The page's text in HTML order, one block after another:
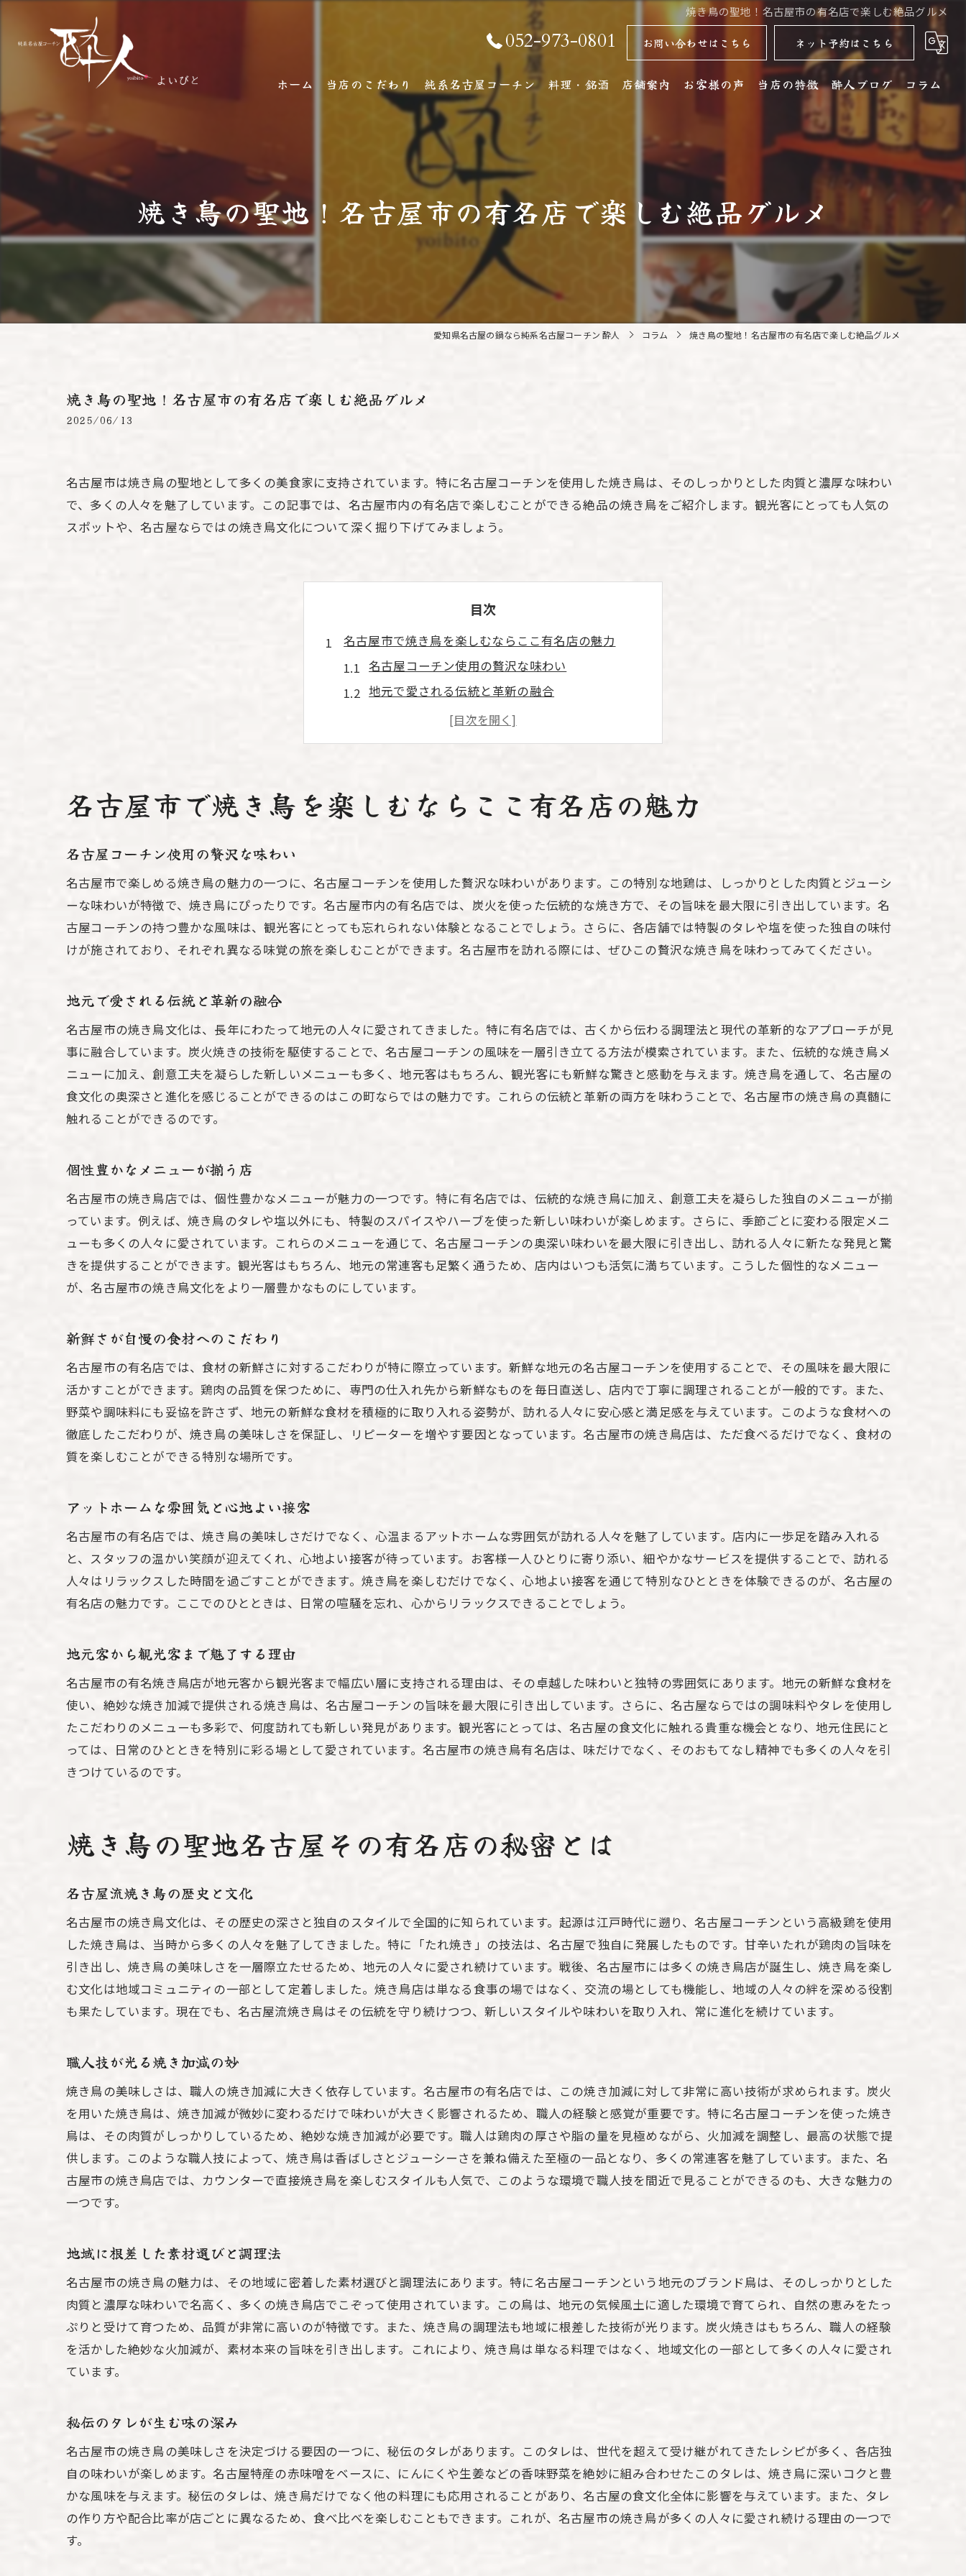
焼き鳥の聖地！名古屋市の有名店で楽しむ絶品グルメ
052-973-0801 お問い合わせはこちら ネット予約はこちら
ホーム 当店のこだわり 純系名古屋コーチン
純系名古屋コーチンとは
料理・銘酒
厳選銘酒・地元の銘酒
店舗案内
店舗詳細
アクセス
お客様の声 当店の特徴
名古屋コーチン
コース
ディナー
酔人ブログ コラム
焼き鳥の聖地！名古屋市の有名店で楽しむ絶品グルメ
愛知県名古屋の鍋なら純系名古屋コーチン 酔人 コラム 焼き鳥の聖地！名古屋市の有名店で楽しむ絶品グルメ
焼き鳥の聖地！名古屋市の有名店で楽しむ絶品グルメ
2025/06/13
名古屋市は焼き鳥の聖地として多くの美食家に支持されています。特に名古屋コーチンを使用した焼き鳥は、そのしっかりとした肉質と濃厚な味わい
で、多くの人々を魅了しています。この記事では、名古屋市内の有名店で楽しむことができる絶品の焼き鳥をご紹介します。観光客にとっても人気の
スポットや、名古屋ならではの焼き鳥文化について深く掘り下げてみましょう。
目次
名古屋市で焼き鳥を楽しむならここ有名店の魅力
名古屋コーチン使用の贅沢な味わい
地元で愛される伝統と革新の融合
個性豊かなメニューが揃う店
新鮮さが自慢の食材へのこだわり
地元客から観光客まで魅了する理由
焼き鳥の聖地名古屋その有名店の秘密とは
地域に根差した素材選びと調理法
秘伝のタレが生む味の深み
常連客に愛される店の秘密
口コミで評判の高いお店を探す方法
季節ごとの特別メニューを楽しむ
アクセスの良さと立地の選び方
観光地巡りと共に楽しむグルメツアー
焼き鳥をもっと楽しむための食べ方
外国人観光客にも人気の理由
名古屋らしさを感じる体験型メニュー
写真映えする店内と料理の魅力
地元民も通う隠れた名店の紹介
地元の食材を使った季節の焼き鳥
地域のイベントと連携した特別メニュー
名古屋らしさを感じる店内の雰囲気
名古屋コーチンの美味しさの秘密
限られた店舗でしか味わえない特権
肉質の違いを楽しむ部位別おすすめ
名古屋市の焼き鳥文化有名店で味わう特別な一皿
名古屋独自の調理法と味付け
文化を感じる一皿の楽しみ方
焼き鳥から広がる名古屋の文化体験
絶対に外せない名店リスト
焼き鳥と一緒に楽しむ名古屋名物
地元の人との交流を楽しむ旅の魅力
名古屋の焼き鳥文化を深く知る巡り方
名古屋市で焼き鳥を楽しむならここ有名店の魅力
名古屋コーチン使用の贅沢な味わい
名古屋市で楽しめる焼き鳥の魅力の一つに、名古屋コーチンを使用した贅沢な味わいがあります。この特別な地鶏は、しっかりとした肉質とジューシ
ーな味わいが特徴で、焼き鳥にぴったりです。名古屋市内の有名店では、炭火を使った伝統的な焼き方で、その旨味を最大限に引き出しています。名
古屋コーチンの持つ豊かな風味は、観光客にとっても忘れられない体験となることでしょう。さらに、各店舗では特製のタレや塩を使った独自の味付
けが施されており、それぞれ異なる味覚の旅を楽しむことができます。名古屋市を訪れる際には、ぜひこの贅沢な焼き鳥を味わってみてください。
地元で愛される伝統と革新の融合
名古屋市の焼き鳥文化は、長年にわたって地元の人々に愛されてきました。特に有名店では、古くから伝わる調理法と現代の革新的なアプローチが見
事に融合しています。炭火焼きの技術を駆使することで、名古屋コーチンの風味を一層引き立てる方法が模索されています。また、伝統的な焼き鳥メ
ニューに加え、創意工夫を凝らした新しいメニューも多く、地元客はもちろん、観光客にも新鮮な驚きと感動を与えます。焼き鳥を通して、名古屋の
食文化の奥深さと進化を感じることができるのはこの町ならではの魅力です。これらの伝統と革新の両方を味わうことで、名古屋市の焼き鳥の真髄に
触れることができるのです。
個性豊かなメニューが揃う店
名古屋市の焼き鳥店では、個性豊かなメニューが魅力の一つです。特に有名店では、伝統的な焼き鳥に加え、創意工夫を凝らした独自のメニューが揃
っています。例えば、焼き鳥のタレや塩以外にも、特製のスパイスやハーブを使った新しい味わいが楽しめます。さらに、季節ごとに変わる限定メニ
ューも多くの人々に愛されています。これらのメニューを通じて、名古屋コーチンの奥深い味わいを最大限に引き出し、訪れる人々に新たな発見と驚
きを提供することができます。観光客はもちろん、地元の常連客も足繁く通うため、店内はいつも活気に満ちています。こうした個性的なメニュー
が、名古屋市の焼き鳥文化をより一層豊かなものにしています。
新鮮さが自慢の食材へのこだわり
名古屋市の有名店では、食材の新鮮さに対するこだわりが特に際立っています。新鮮な地元の名古屋コーチンを使用することで、その風味を最大限に
活かすことができます。鶏肉の品質を保つために、専門の仕入れ先から新鮮なものを毎日直送し、店内で丁寧に調理されることが一般的です。また、
野菜や調味料にも妥協を許さず、地元の新鮮な食材を積極的に取り入れる姿勢が、訪れる人々に安心感と満足感を与えています。このような食材への
徹底したこだわりが、焼き鳥の美味しさを保証し、リピーターを増やす要因となっています。名古屋市の焼き鳥店は、ただ食べるだけでなく、食材の
質を楽しむことができる特別な場所です。
アットホームな雰囲気と心地よい接客
名古屋市の有名店では、焼き鳥の美味しさだけでなく、心温まるアットホームな雰囲気が訪れる人々を魅了しています。店内に一歩足を踏み入れる
と、スタッフの温かい笑顔が迎えてくれ、心地よい接客が待っています。お客様一人ひとりに寄り添い、細やかなサービスを提供することで、訪れる
人々はリラックスした時間を過ごすことができます。焼き鳥を楽しむだけでなく、心地よい接客を通じて特別なひとときを体験できるのが、名古屋の
有名店の魅力です。ここでのひとときは、日常の喧騒を忘れ、心からリラックスできることでしょう。
地元客から観光客まで魅了する理由
名古屋市の有名焼き鳥店が地元客から観光客まで幅広い層に支持される理由は、その卓越した味わいと独特の雰囲気にあります。地元の新鮮な食材を
使い、絶妙な焼き加減で提供される焼き鳥は、名古屋コーチンの旨味を最大限に引き出しています。さらに、名古屋ならではの調味料やタレを使用し
たこだわりのメニューも多彩で、何度訪れても新しい発見があります。観光客にとっては、名古屋の食文化に触れる貴重な機会となり、地元住民にと
っては、日常のひとときを特別に彩る場として愛されています。名古屋市の焼き鳥有名店は、味だけでなく、そのおもてなし精神でも多くの人々を引
きつけているのです。
焼き鳥の聖地名古屋その有名店の秘密とは
名古屋流焼き鳥の歴史と文化
名古屋市の焼き鳥文化は、その歴史の深さと独自のスタイルで全国的に知られています。起源は江戸時代に遡り、名古屋コーチンという高級鶏を使用
した焼き鳥は、当時から多くの人々を魅了してきました。特に「たれ焼き」の技法は、名古屋で独自に発展したものです。甘辛いたれが鶏肉の旨味を
引き出し、焼き鳥の美味しさを一層際立たせるため、地元の人々に愛され続けています。戦後、名古屋市には多くの焼き鳥店が誕生し、焼き鳥を楽し
む文化は地域コミュニティの一部として定着しました。焼き鳥店は単なる食事の場ではなく、交流の場としても機能し、地域の人々の絆を深める役割
も果たしています。現在でも、名古屋流焼き鳥はその伝統を守り続けつつ、新しいスタイルや味わいを取り入れ、常に進化を続けています。
職人技が光る焼き加減の妙
焼き鳥の美味しさは、職人の焼き加減に大きく依存しています。名古屋市の有名店では、この焼き加減に対して非常に高い技術が求められます。炭火
を用いた焼き鳥は、焼き加減が微妙に変わるだけで味わいが大きく影響されるため、職人の経験と感覚が重要です。特に名古屋コーチンを使った焼き
鳥は、その肉質がしっかりしているため、絶妙な焼き加減が必要です。職人は鶏肉の厚さや脂の量を見極めながら、火加減を調整し、最高の状態で提
供します。このような職人技によって、焼き鳥は香ばしさとジューシーさを兼ね備えた至極の一品となり、多くの常連客を魅了しています。また、名
古屋市の焼き鳥店では、カウンターで直接焼き鳥を楽しむスタイルも人気で、このような環境で職人技を間近で見ることができるのも、大きな魅力の
一つです。
地域に根差した素材選びと調理法
名古屋市の焼き鳥の魅力は、その地域に密着した素材選びと調理法にあります。特に名古屋コーチンという地元のブランド鳥は、そのしっかりとした
肉質と濃厚な味わいで名高く、多くの焼き鳥店でこぞって使用されています。この鳥は、地元の気候風土に適した環境で育てられ、自然の恵みをたっ
ぷりと受けて育つため、品質が非常に高いのが特徴です。また、焼き鳥の調理法も地域に根差した技術が光ります。炭火焼きはもちろん、職人の経験
を活かした絶妙な火加減が、素材本来の旨味を引き出します。これにより、焼き鳥は単なる料理ではなく、地域文化の一部として多くの人々に愛され
ています。
秘伝のタレが生む味の深み
名古屋市の焼き鳥の美味しさを決定づける要因の一つに、秘伝のタレがあります。このタレは、世代を超えて受け継がれてきたレシピが多く、各店独
自の味わいが楽しめます。名古屋特産の赤味噌をベースに、にんにくや生姜などの香味野菜を絶妙に組み合わせたこのタレは、焼き鳥に深いコクと豊
かな風味を与えます。秘伝のタレは、焼き鳥だけでなく他の料理にも応用されることがあり、名古屋の食文化全体に影響を与えています。また、タレ
の作り方や配合比率が店ごとに異なるため、食べ比べを楽しむこともできます。これが、名古屋市の焼き鳥が多くの人々に愛され続ける理由の一つで
す。